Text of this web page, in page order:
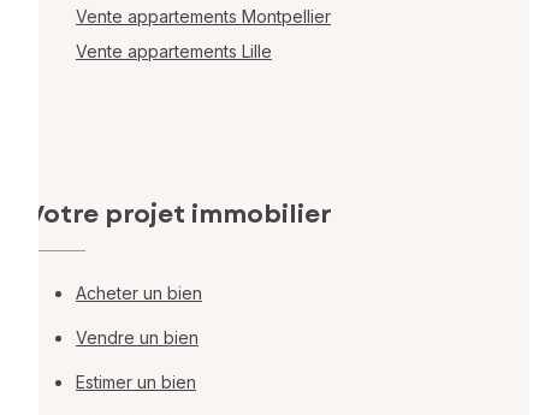
Vente appartements Montpellier
Vente appartements Lille
Votre projet immobilier
Acheter un bien
Vendre un bien
Estimer un bien